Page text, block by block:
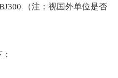
（注：视国外单位是否